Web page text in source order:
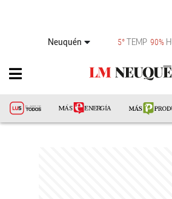
Neuquén 5° TEMP 90%